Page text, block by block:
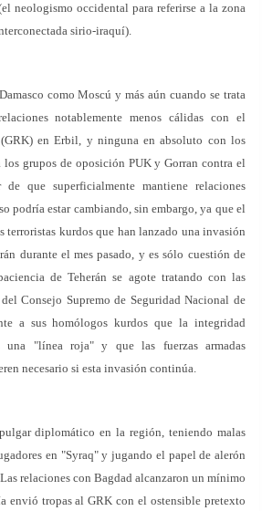
neologismo occidental para referirse a la zona
sirio-iraquí).
como Moscú y más aún cuando se trata
notablemente menos cálidas con el
en Erbil, y ninguna en absoluto con los
los grupos de oposición PUK y Gorran contra el
que superficialmente mantiene relaciones
podría estar cambiando, sin embargo, ya que el
terroristas kurdos que han lanzado una invasión
durante el mes pasado, y es sólo cuestión de
de Teherán se agote tratando con las
Consejo Supremo de Seguridad Nacional de
a sus homólogos kurdos que la integridad
"línea roja" y que las fuerzas armadas
necesario si esta invasión continúa.
diplomático en la región, teniendo malas
en "Syraq" y jugando el papel de alerón
relaciones con Bagdad alcanzaron un mínimo
envió tropas al GRK con el ostensible pretexto